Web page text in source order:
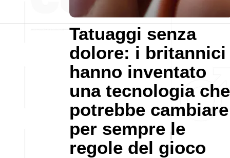
Tatuaggi senza
dolore: i britannici
hanno inventato
una tecnologia che
potrebbe cambiare
per sempre le
regole del gioco